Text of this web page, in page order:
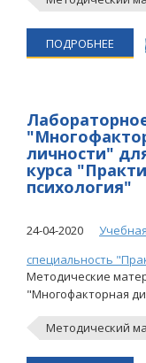
ПОДРОБНЕЕ
личности"
курса
психология"
24-04-2020
специальность
Методические
"Многофакторная
Методический